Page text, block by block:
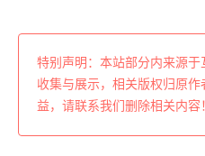
特别声明：本站部分内来源
收集与展示，相关版权归原
益，请联系我们删除相关内容